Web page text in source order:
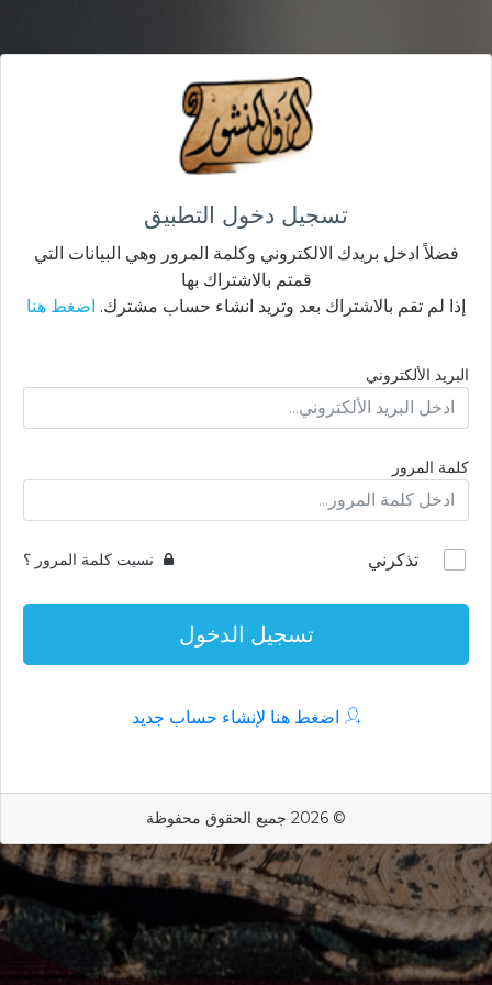
تسجيل دخول التطبيق
فضلاً ادخل بريدك الالكتروني وكلمة المرور وهي البيانات التي
قمتم بالاشتراك بها
إذا لم تقم بالاشتراك بعد وتريد انشاء حساب مشترك. اضغط هنا
البريد الألكتروني
كلمة المرور
تذكرني نسيت كلمة المرور ؟
تسجيل الدخول
اضغط هنا لإنشاء حساب جديد
© 2026 جميع الحقوق محفوظة